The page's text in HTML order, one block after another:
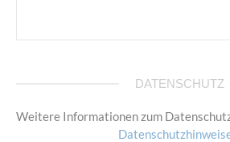
DATENSCHUTZ
Weitere Informationen zum